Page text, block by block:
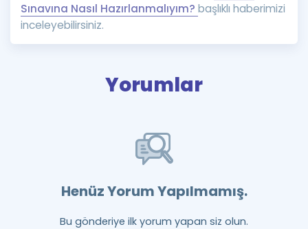
Kampanyalar
Blog
İngilizce Gramer
Sınavına Nasıl Hazırlanmalıyım? başlıklı haberimizi
inceleyebilirsiniz.
Yorumlar
Henüz Yorum Yapılmamış.
Bu gönderiye ilk yorum yapan siz olun.